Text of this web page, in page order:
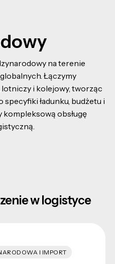
na terenie
Łączymy
i kolejowy, tworząc
ładunku, budżetu i
kompleksową obsługę
w logistyce
I IMPORT